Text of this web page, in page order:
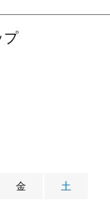
プ
金 土